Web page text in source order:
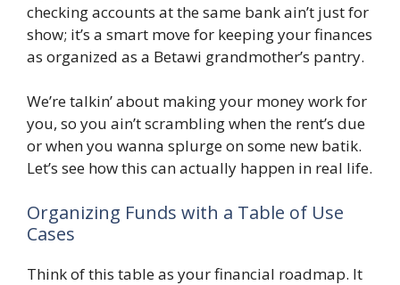
checking accounts at the same bank ain’t just for
show; it’s a smart move for keeping your finances
as organized as a Betawi grandmother’s pantry.
We’re talkin’ about making your money work for
you, so you ain’t scrambling when the rent’s due
or when you wanna splurge on some new batik.
Let’s see how this can actually happen in real life.
Organizing Funds with a Table of Use
Cases
Think of this table as your financial roadmap. It